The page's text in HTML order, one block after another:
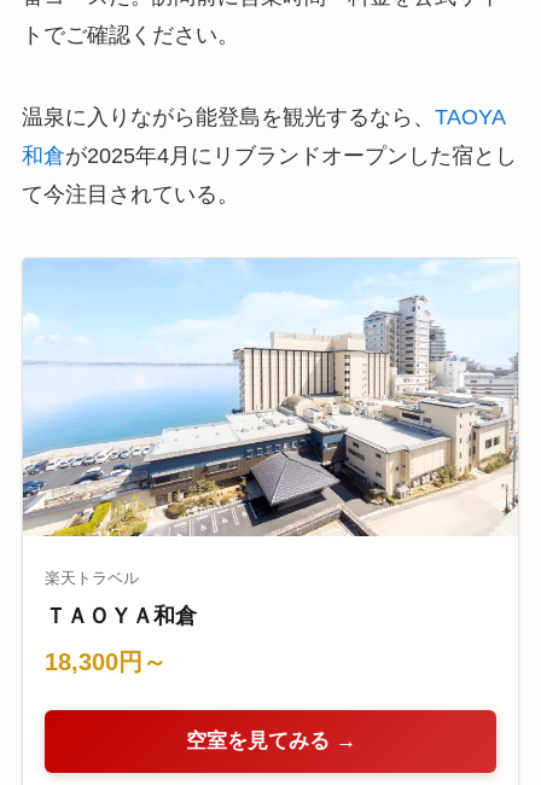
トでご確認ください。
温泉に入りながら能登島を観光するなら、 TAOYA
和倉が2025年4月にリブランドオープンした宿とし
て今注目されている。
楽天トラベル
ＴＡＯＹＡ和倉
18,300円～
空室を見てみる →